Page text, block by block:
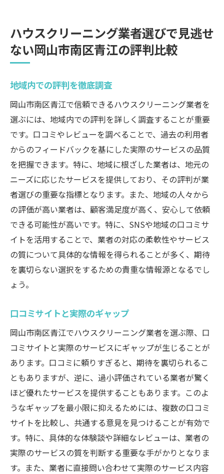
ハウスクリーニング業者選びで見逃せ
ない岡山市南区青江の評判比較
地域内での評判を徹底調査
岡山市南区青江で信頼できるハウスクリーニング業者を
選ぶには、地域内での評判を詳しく調査することが重要
です。口コミやレビューを調べることで、過去の利用者
からのフィードバックを基にした実際のサービスの品質
を把握できます。特に、地域に根ざした業者は、地元の
ニーズに応じたサービスを提供しており、その評判が業
者選びの重要な指標となります。また、地域の人々から
の評価が高い業者は、顧客満足度が高く、安心して依頼
できる可能性が高いです。特に、SNSや地域の口コミサ
イトを活用することで、業者の対応の柔軟性やサービス
の質について具体的な情報を得られることが多く、期待
を裏切らない選択をするための貴重な情報源となるでし
ょう。
口コミサイトと実際のギャップ
岡山市南区青江でハウスクリーニング業者を選ぶ際、口
コミサイトと実際のサービスにギャップが生じることが
あります。口コミに頼りすぎると、期待を裏切られるこ
ともありますが、逆に、過小評価されている業者が驚く
ほど優れたサービスを提供することもあります。このよ
うなギャップを最小限に抑えるためには、複数の口コミ
サイトを比較し、共通する意見を見つけることが有効で
す。特に、具体的な体験談や詳細なレビューは、業者の
実際のサービスの質を判断する重要な手がかりとなりま
す。また、業者に直接問い合わせて実際のサービス内容